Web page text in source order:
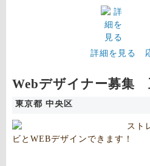
詳細を見る
Webデザイナー募集
東京都 中央区
スト
ビとWEBデザインできます！